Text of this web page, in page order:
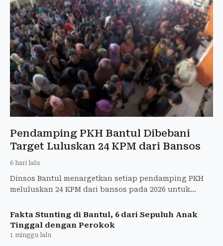
Pendamping PKH Bantul Dibebani
Target Luluskan 24 KPM dari Bansos
6 hari lalu
Dinsos Bantul menargetkan setiap pendamping PKH
meluluskan 24 KPM dari bansos pada 2026 untuk
Fakta Stunting di Bantul, 6 dari Sepuluh Anak
Tinggal dengan Perokok
1 minggu lalu